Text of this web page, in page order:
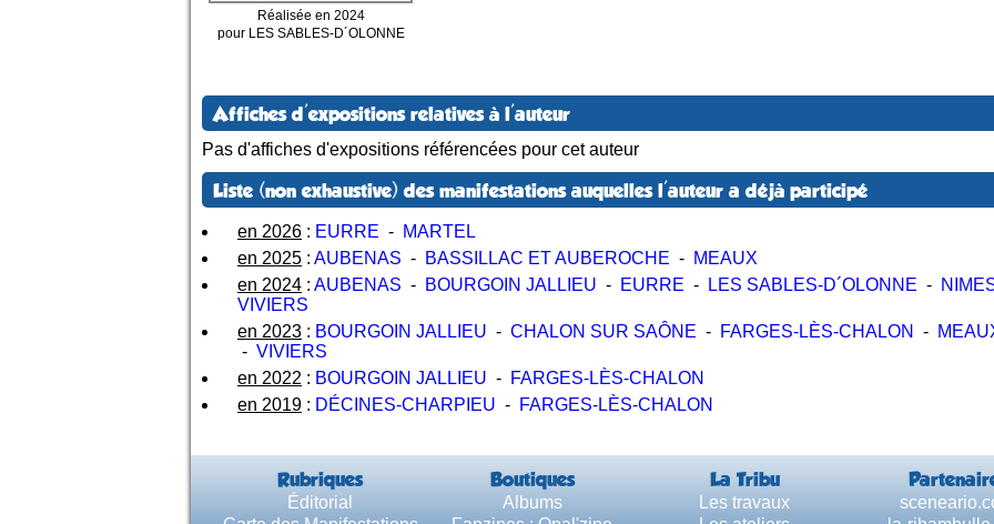
Réalisée en 2024
pour LES SABLES-D´OLONNE
Affiches d'expositions relatives à l'auteur
Pas d'affiches d'expositions référencées pour cet auteur
Liste (non exhaustive) des manifestations auquelles l'auteur a déjà participé
en 2026 : EURRE - MARTEL
en 2025 : AUBENAS - BASSILLAC ET AUBEROCHE - MEAUX
en 2024 : AUBENAS - BOURGOIN JALLIEU - EURRE - LES SABLES-D´OLONNE -
VIVIERS
en 2023 : BOURGOIN JALLIEU - CHALON SUR SAÔNE - FARGES-LÈS-CHALON -
- VIVIERS
en 2022 : BOURGOIN JALLIEU - FARGES-LÈS-CHALON
en 2019 : DÉCINES-CHARPIEU - FARGES-LÈS-CHALON
Rubriques Boutiques La Tribu
Éditorial Albums Les travaux